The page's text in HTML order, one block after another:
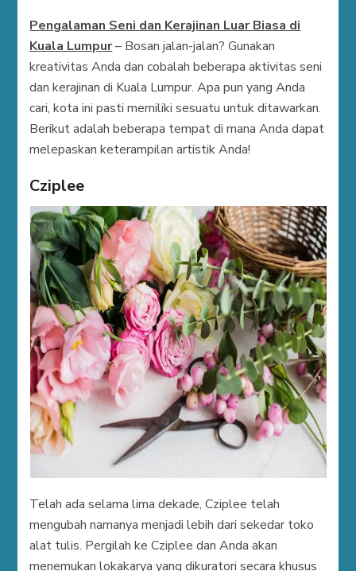
Pengalaman Seni dan Kerajinan Luar Biasa di
Kuala Lumpur– Bosan jalan-jalan? Gunakan
kreativitas Anda dan cobalah beberapa aktivitas seni
dan kerajinan di Kuala Lumpur. Apa pun yang Anda
cari, kota ini pasti memiliki sesuatu untuk ditawarkan.
Berikut adalah beberapa tempat di mana Anda dapat
melepaskan keterampilan artistik Anda!
Cziplee
Telah ada selama lima dekade, Cziplee telah
mengubah namanya menjadi lebih dari sekedar toko
alat tulis. Pergilah ke Cziplee dan Anda akan
menemukan lokakarya yang dikuratori secara khusus